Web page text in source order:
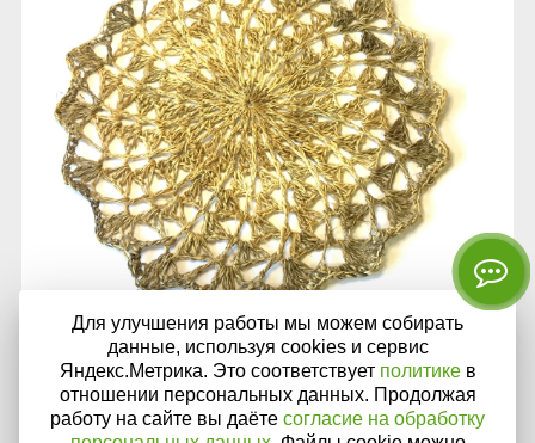
Салфетка ажурная из конопли диаметр 20 см
Нет в наличии
Для улучшения работы мы можем собирать
данные, используя cookies и сервис
Яндекс.Метрика. Это соответствует политикев
отношении персональных данных. Продолжая
работу на сайте вы даёте согласие на обработку